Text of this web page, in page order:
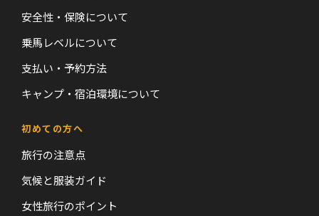
安全性・保険について
乗馬レベルについて
支払い・予約方法
キャンプ・宿泊環境について
初めての方へ
旅行の注意点
気候と服装ガイド
女性旅行のポイント